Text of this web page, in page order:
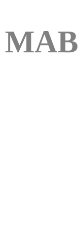
MAB